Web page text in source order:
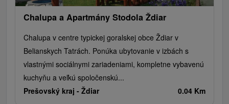
Chalupa a Apartmány Stodola Ždiar
Chalupa v centre typickej goralskej obce Ždiar v
Belianskych Tatrách. Ponúka ubytovanie v izbách s
vlastnými sociálnymi zariadeniami, kompletne vybavenú
kuchyňu a veľkú spoločenskú...
Prešovský kraj - Ždiar 0.04 Km